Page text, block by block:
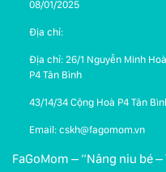
08/01/2025
Địa chỉ:
Địa chỉ: 26/1 Nguyễn Minh
P4 Tân Bình
43/14/34 Cộng Hoà P4 Tân
Email: cskh@fagomom.vn
FaGoMom – “Nâng niu bé